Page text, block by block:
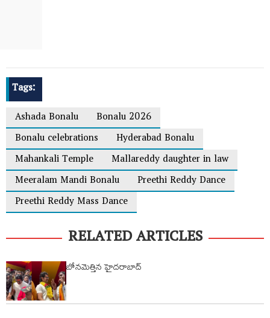
Tags:
Ashada Bonalu
Bonalu 2026
Bonalu celebrations
Hyderabad Bonalu
Mahankali Temple
Mallareddy daughter in law
Meeralam Mandi Bonalu
Preethi Reddy Dance
Preethi Reddy Mass Dance
RELATED ARTICLES
బోనమెత్తిన హైదరాబాద్